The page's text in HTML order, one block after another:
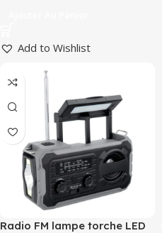
Add to Wishlist
Radio FM lampe torche LED